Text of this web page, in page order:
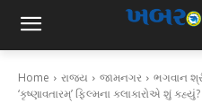
Home રાજ્ય જામનગર
ભગવાન
‘કૃષ્ણાવતારમ્’ ફિલ્મના કલાકારોએ શું કહ્યું?